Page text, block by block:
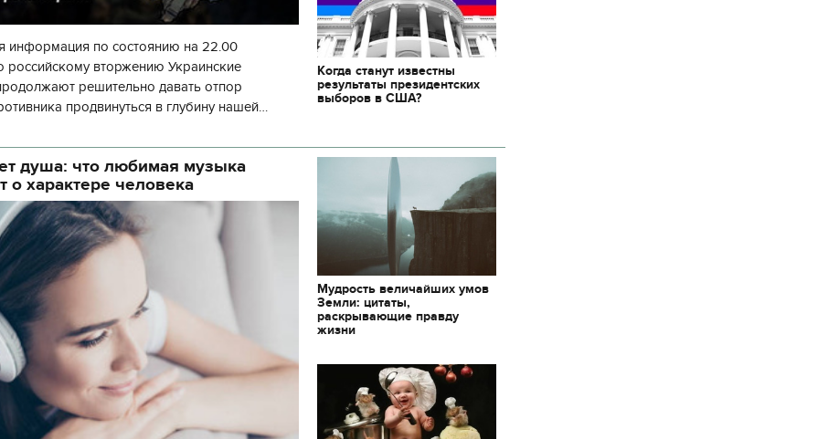
информация по состоянию на 22.00
российскому вторжению Украинские
решительно давать отпор
продвинуться в глубину нашей
Когда станут известны
результаты президентских
выборов в США?
душа: что любимая музыка
о характере человека
Мудрость величайших умов
Земли: цитаты,
раскрывающие правду
жизни